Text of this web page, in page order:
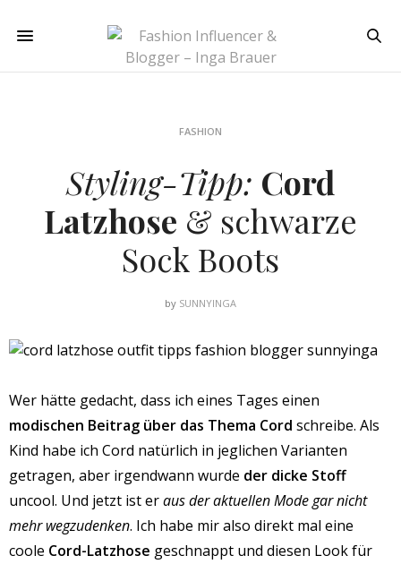
FASHION
Styling-Tipp: Cord
Latzhose & schwarze
Sock Boots
by SUNNYINGA
Wer hätte gedacht, dass ich eines Tages einen
modischen Beitrag über das Thema Cord schreibe. Als
Kind habe ich Cord natürlich in jeglichen Varianten
getragen, aber irgendwann wurde der dicke Stoff
uncool. Und jetzt ist eraus der aktuellen Mode gar nicht
mehr wegzudenken. Ich habe mir also direkt mal eine
coole Cord-Latzhose geschnappt und diesen Look für